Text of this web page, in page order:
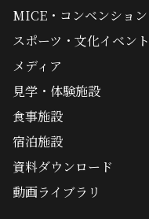
MICE・コンベンション
スポーツ・文化イベン
メディア
見学・体験施設
食事施設
宿泊施設
資料ダウンロード
動画ライブラリ